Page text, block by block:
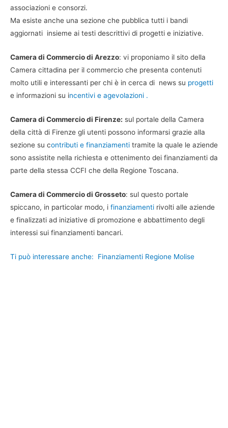
associazioni e consorzi.
Ma esiste anche una sezione che pubblica tutti i bandi
aggiornati insieme ai testi descrittivi di progetti e iniziative.
Camera di Commercio di Arezzo: vi proponiamo il sito della
Camera cittadina per il commercio che presenta contenuti
molto utili e interessanti per chi è in cerca di news su progetti
e informazioni su incentivi e agevolazioni .
Camera di Commercio di Firenze: sul portale della Camera
della città di Firenze gli utenti possono informarsi grazie alla
sezione su contributi e finanziamenti tramite la quale le aziende
sono assistite nella richiesta e ottenimento dei finanziamenti da
parte della stessa CCFI che della Regione Toscana.
Camera di Commercio di Grosseto: sul questo portale
spiccano, in particolar modo, i finanziamenti rivolti alle aziende
e finalizzati ad iniziative di promozione e abbattimento degli
interessi sui finanziamenti bancari.
Ti può interessare anche: Finanziamenti Regione Molise